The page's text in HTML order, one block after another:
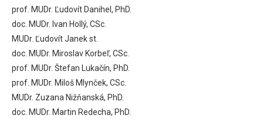
prof. MUDr. Ľudovít Danihel, PhD.
doc. MUDr. Ivan Hollý, CSc.
MUDr. Ľudovít Janek st.
doc. MUDr. Miroslav Korbeľ, CSc.
prof. MUDr. Štefan Lukačín, PhD.
prof. MUDr. Miloš Mlynček, CSc.
MUDr. Zuzana Nižňanská, PhD.
doc. MUDr. Martin Redecha, PhD.